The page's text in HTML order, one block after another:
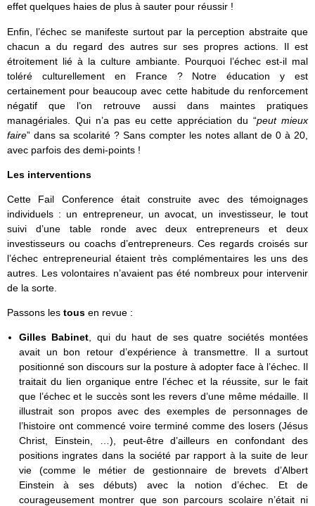
effet quelques haies de plus à sauter pour réussir !
Enfin, l’échec se manifeste surtout par la perception abstraite que
chacun a du regard des autres sur ses propres actions. Il est
étroitement lié à la culture ambiante. Pourquoi l’échec est-il mal
toléré culturellement en France ? Notre éducation y est
certainement pour beaucoup avec cette habitude du renforcement
négatif que l’on retrouve aussi dans maintes pratiques
managériales. Qui n’a pas eu cette appréciation du “peut mieux
faire” dans sa scolarité ? Sans compter les notes allant de 0 à 20,
avec parfois des demi-points !
Les interventions
Cette Fail Conference était construite avec des témoignages
individuels : un entrepreneur, un avocat, un investisseur, le tout
suivi d’une table ronde avec deux entrepreneurs et deux
investisseurs ou coachs d’entrepreneurs. Ces regards croisés sur
l’échec entrepreneurial étaient très complémentaires les uns des
autres. Les volontaires n’avaient pas été nombreux pour intervenir
de la sorte.
Passons les tous en revue :
Gilles Babinet , qui du haut de ses quatre sociétés montées
avait un bon retour d’expérience à transmettre. Il a surtout
positionné son discours sur la posture à adopter face à l’échec. Il
traitait du lien organique entre l’échec et la réussite, sur le fait
que l’échec et le succès sont les revers d’une même médaille. Il
illustrait son propos avec des exemples de personnages de
l’histoire ont commencé voire terminé comme des losers (Jésus
Christ, Einstein, …), peut-être d’ailleurs en confondant des
positions ingrates dans la société par rapport à la suite de leur
vie (comme le métier de gestionnaire de brevets d’Albert
Einstein à ses débuts) avec la notion d’échec. Et de
courageusement montrer que son parcours scolaire n’était ni